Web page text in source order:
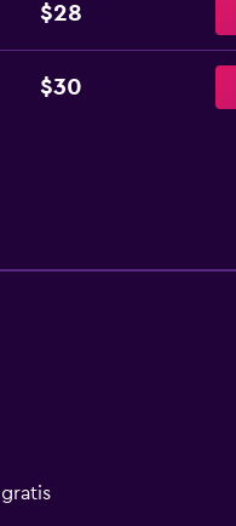
$28
$30